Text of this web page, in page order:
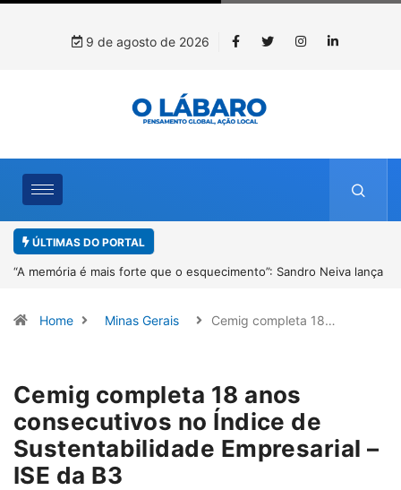
9 de agosto de 2026
ÚLTIMAS DO PORTAL
4º Fliparacatu tem inscrições abertas para o Prêmio de Redação e
Home Minas Gerais Cemig completa 18…
Cemig completa 18 anos
consecutivos no Índice de
Sustentabilidade Empresarial –
ISE da B3